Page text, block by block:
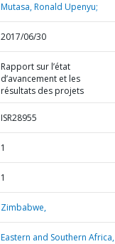
Mutasa, Ronald Upenyu;
2017/06/30
Rapport sur l’état
d’avancement et les
résultats des projets
ISR28955
1
1
Zimbabwe,
Eastern and Southern Africa,